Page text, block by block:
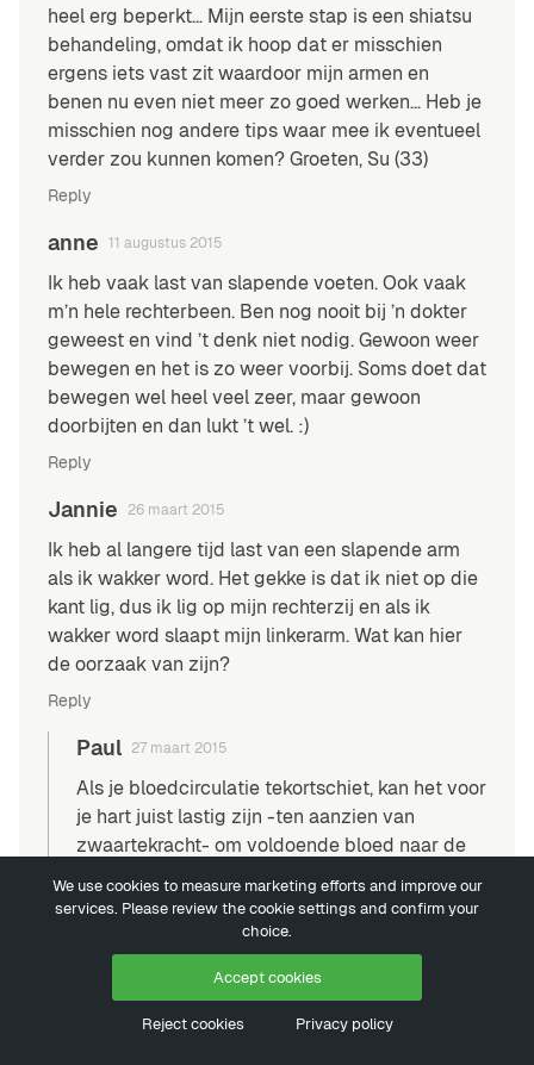
heel erg beperkt… Mijn eerste stap is een shiatsu
behandeling, omdat ik hoop dat er misschien
ergens iets vast zit waardoor mijn armen en
benen nu even niet meer zo goed werken… Heb je
misschien nog andere tips waar mee ik eventueel
verder zou kunnen komen? Groeten, Su (33)
Reply
anne 11 augustus 2015
Ik heb vaak last van slapende voeten. Ook vaak
m’n hele rechterbeen. Ben nog nooit bij ’n dokter
geweest en vind ’t denk niet nodig. Gewoon weer
bewegen en het is zo weer voorbij. Soms doet dat
bewegen wel heel veel zeer, maar gewoon
doorbijten en dan lukt ’t wel. :)
Reply
Jannie 26 maart 2015
Ik heb al langere tijd last van een slapende arm
als ik wakker word. Het gekke is dat ik niet op die
kant lig, dus ik lig op mijn rechterzij en als ik
wakker word slaapt mijn linkerarm. Wat kan hier
de oorzaak van zijn?
Reply
Paul 27 maart 2015
Als je bloedcirculatie tekortschiet, kan het voor
je hart juist lastig zijn -ten aanzien van
zwaartekracht- om voldoende bloed naar de
bovenop je romp gepositioneerd liggen.
Misschien een idee om te proberen op je rug
of buik te slapen? Om te zien of het de
slapende ledematen verhelpt…
We use cookies to measure marketing efforts and improve our
services. Please review the cookie settings and confirm your
choice.
Accept cookies
Reject cookies Privacy policy